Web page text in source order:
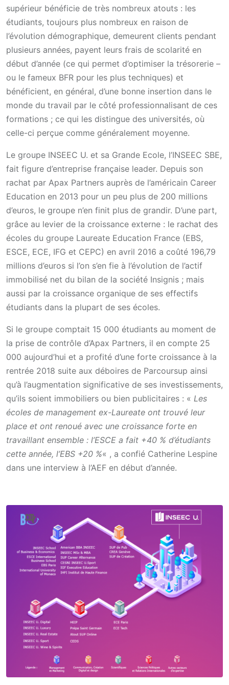
supérieur bénéficie de très nombreux atouts : les
étudiants, toujours plus nombreux en raison de
l’évolution démographique, demeurent clients pendant
plusieurs années, payent leurs frais de scolarité en
début d’année (ce qui permet d’optimiser la trésorerie –
ou le fameux BFR pour les plus techniques) et
bénéficient, en général, d’une bonne insertion dans le
monde du travail par le côté professionnalisant de ces
formations ; ce qui les distingue des universités, où
celle-ci perçue comme généralement moyenne.
Le groupe INSEEC U. et sa Grande Ecole, l’INSEEC SBE,
fait figure d’entreprise française leader. Depuis son
rachat par Apax Partners auprès de l’américain Career
Education en 2013 pour un peu plus de 200 millions
d’euros, le groupe n’en finit plus de grandir. D’une part,
grâce au levier de la croissance externe : le rachat des
écoles du groupe Laureate Education France (EBS,
ESCE, ECE, IFG et CEPC) en avril 2016 a coûté 196,79
millions d’euros si l’on s’en fie à l’évolution de l’actif
immobilisé net du bilan de la société Insignis ; mais
aussi par la croissance organique de ses effectifs
étudiants dans la plupart de ses écoles.
Si le groupe comptait 15 000 étudiants au moment de
la prise de contrôle d’Apax Partners, il en compte 25
000 aujourd’hui et a profité d’une forte croissance à la
rentrée 2018 suite aux déboires de Parcoursup ainsi
qu’à l’augmentation significative de ses investissements,
qu’ils soient immobiliers ou bien publicitaires : « Les
écoles de management ex-Laureate ont trouvé leur
place et ont renoué avec une croissance forte en
travaillant ensemble : l’ESCE a fait +40 % d’étudiants
cette année, l’EBS +20 %« , a confié Catherine Lespine
dans une interview à l’AEF en début d’année.